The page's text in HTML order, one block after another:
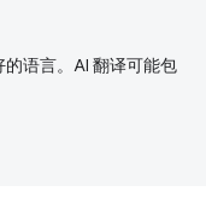
语言。AI 翻译可能包